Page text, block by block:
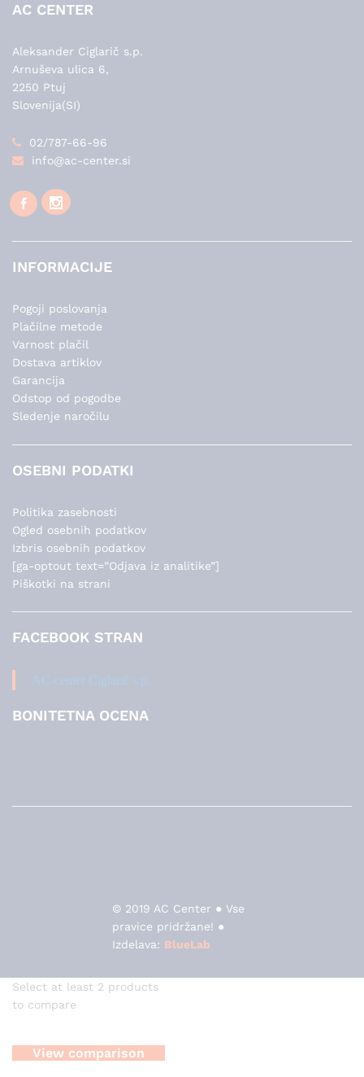
AC CENTER
Aleksander Ciglarič s.p.
Arnuševa ulica 6,
2250 Ptuj
Slovenija(SI)
02/787-66-96
info@ac-center.si
INFORMACIJE
Pogoji poslovanja
Plačilne metode
Varnost plačil
Dostava artiklov
Garancija
Odstop od pogodbe
Sledenje naročilu
OSEBNI PODATKI
Politika zasebnosti
Ogled osebnih podatkov
Izbris osebnih podatkov
[ga-optout text=”Odjava iz analitike”]
Piškotki na strani
FACEBOOK STRAN
AC-center Ciglarič s.p.
BONITETNA OCENA
© 2019 AC Center ● Vse
pravice pridržane! ●
Izdelava: BlueLab
Select at least 2 products
to compare
View comparison